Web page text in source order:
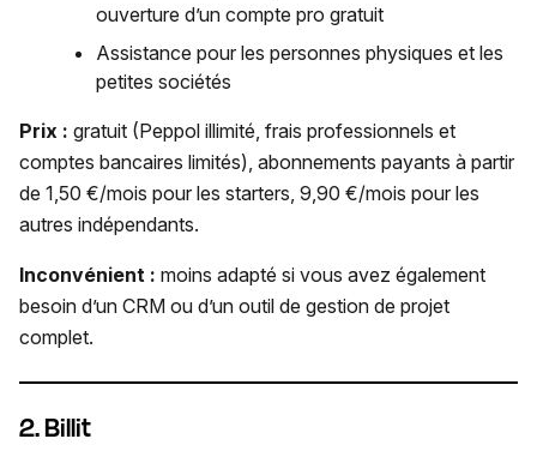
ouverture d’un compte pro gratuit
Assistance pour les personnes physiques et les
petites sociétés
Prix : gratuit (Peppol illimité, frais professionnels et
comptes bancaires limités), abonnements payants à partir
de 1,50 €/mois pour les starters, 9,90 €/mois pour les
autres indépendants.
Inconvénient : moins adapté si vous avez également
besoin d’un CRM ou d’un outil de gestion de projet
complet.
2. Billit